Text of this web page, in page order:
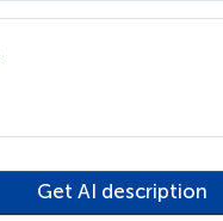
Get AI description